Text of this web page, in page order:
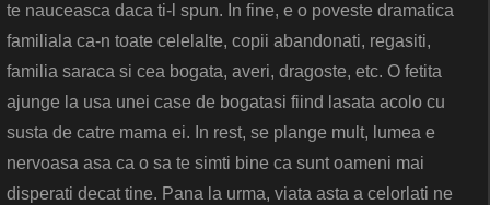
te nauceasca daca ti-l spun. In fine, e o poveste dramatica
familiala ca-n toate celelalte, copii abandonati, regasiti,
familia saraca si cea bogata, averi, dragoste, etc. O fetita
ajunge la usa unei case de bogatasi fiind lasata acolo cu
susta de catre mama ei. In rest, se plange mult, lumea e
nervoasa asa ca o sa te simti bine ca sunt oameni mai
disperati decat tine. Pana la urma, viata asta a celorlati ne